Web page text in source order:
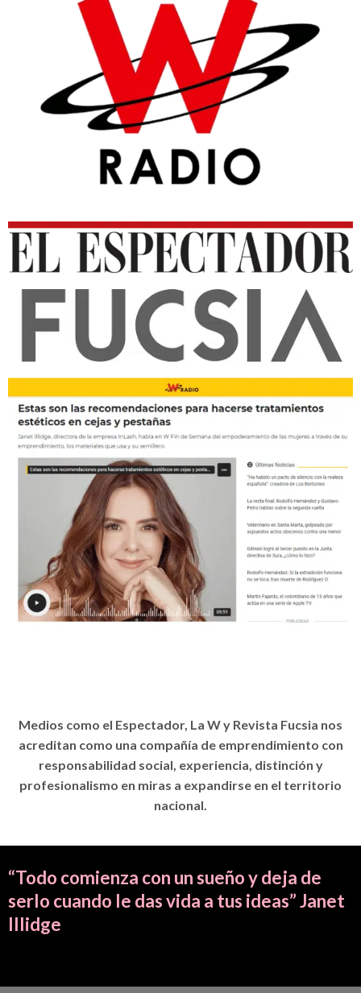
Medios como el Espectador, La W y Revista Fucsia nos
acreditan como una compañía de emprendimiento con
responsabilidad social, experiencia, distinción y
profesionalismo en miras a expandirse en el territorio
nacional.
“Todo comienza con un sueño y deja de
serlo cuando le das vida a tus ideas” Janet
Illidge